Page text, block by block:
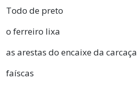
Todo de preto
o ferreiro lixa
as arestas do encaixe da carcaça
faíscas